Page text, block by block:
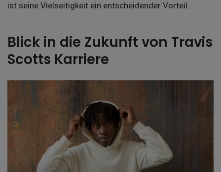
ist seine Vielseitigkeit ein entscheidender Vorteil.
Blick in die Zukunft von Travis
Scotts Karriere